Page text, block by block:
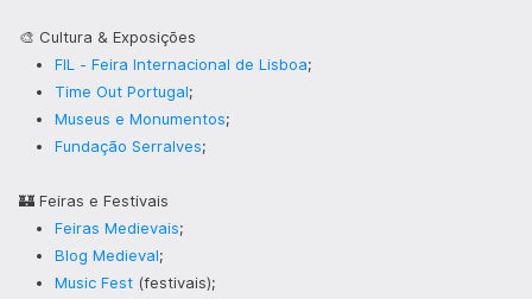
🎨 Cultura & Exposições
FIL - Feira Internacional de Lisboa;
Time Out Portugal;
Museus e Monumentos;
Fundação Serralves;
🏰 Feiras e Festivais
Feiras Medievais;
Blog Medieval;
Music Fest (festivais);